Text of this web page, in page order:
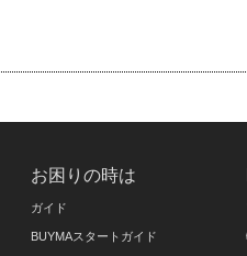
お困りの時は
ガイド
BUYMAスタートガイド